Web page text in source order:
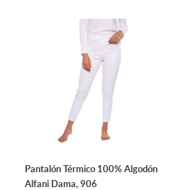
Pantalón Térmico 100% Algodón
Alfani Dama, 906